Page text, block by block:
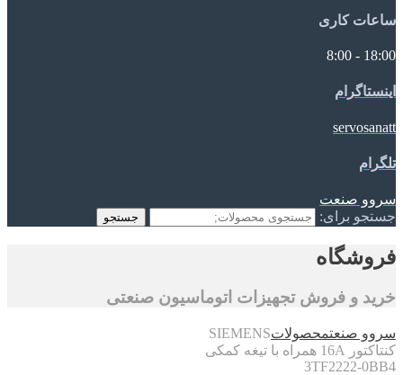
ساعات کاری
18:00 - 8:00
اینستاگرام
servosanatt
تلگرام
سروو صنعت
جستجو برای:
جستجو
فروشگاه
خرید و فروش تجهیزات اتوماسیون صنعتی
سروو صنعتمحصولاتSIEMENS
کنتاکتور 16A همراه با تیغه کمکی
3TF2222-0BB4